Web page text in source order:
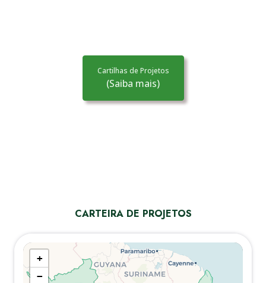
Cartilhas de Projetos
(Saiba mais)
CARTEIRA DE PROJETOS
+
−